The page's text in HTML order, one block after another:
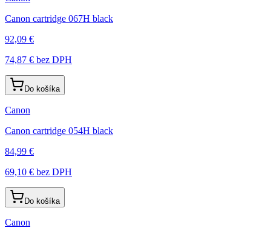
Canon cartridge 067H black
92,09 €
74,87 € bez DPH
Do košíka
Canon
Canon cartridge 054H black
84,99 €
69,10 € bez DPH
Do košíka
Canon